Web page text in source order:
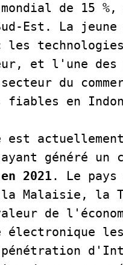
de 15
Est. La jeune
et l'une des
du
fiables en
est
généré
2021 . Le pays
la Malaisie, la
de
électronique